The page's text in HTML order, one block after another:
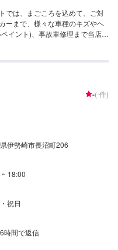
では、まごころを込めて、ご対
ーまで、様々な車種のキズやヘ
イント)、事故車修理まで当店に
ます。専用のフレーム修正機や
-(-件)
伊勢崎市長沼町206
18:00
祝日
時間で返信